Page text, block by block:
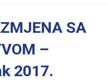
SA
–
2017.